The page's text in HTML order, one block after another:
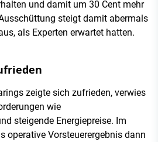
und damit um 30 Cent mehr
steigt damit abermals
als Experten erwartet hatten.
zeigte sich zufrieden, verwies
wie
steigende Energiepreise. Im
operative Vorsteuerergebnis dann